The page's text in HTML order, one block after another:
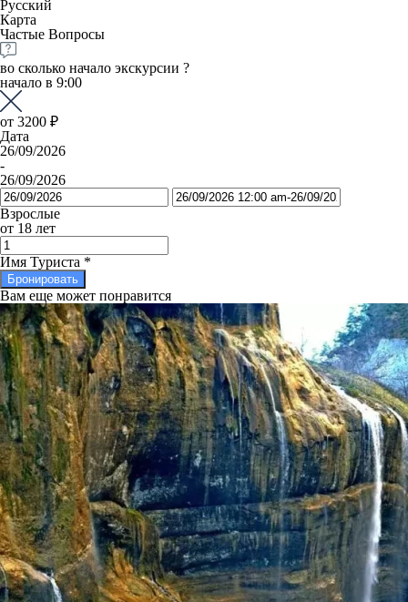
Русский
Карта
Частые Вопросы
во сколько начало экскурсии ?
начало в 9:00
от 3200 ₽
Дата
26/09/2026
-
26/09/2026
Взрослые
от 18 лет
Имя Туриста *
Бронировать
Вам еще может понравится